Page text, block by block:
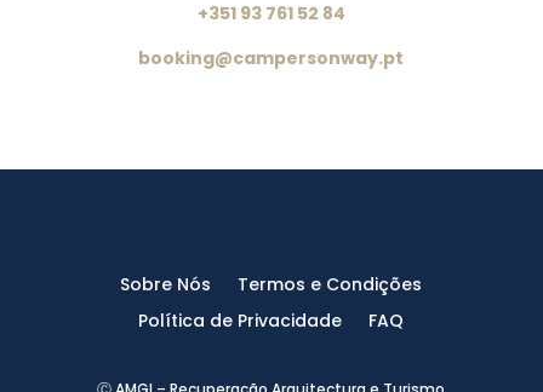
+351 93 761 52 84
booking@campersonway.pt
Sobre Nós
Termos e Condições
Política de Privacidade
FAQ